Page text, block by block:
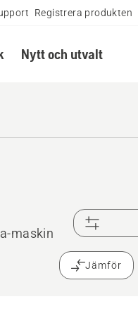
Registrera produkten
Nytt och utvalt
maskin
Jämför